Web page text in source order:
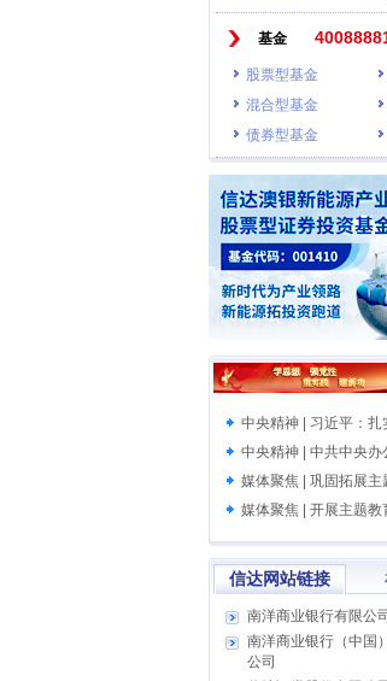
基金
股票型基金
混合型基金
债券型基金
媒体聚焦 | 巩固拓展主
信达网站链接
南洋商业银行有限公司
南洋商业银行（中国
公司